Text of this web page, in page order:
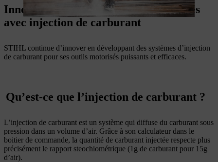
Innovation STIHL : les outils motorisés
avec injection de carburant
STIHL continue d’innover en développant des systèmes d’injection
de carburant pour ses outils motorisés puissants et efficaces.
Qu’est-ce que l’injection de carburant ?
L’injection de carburant est un système qui diffuse du carburant sous
pression dans un volume d’air. Grâce à son calculateur dans le
boitier de commande, la quantité de carburant injectée respecte plus
précisément le rapport steochiométrique (1g de carburant pour 15g
d’air).